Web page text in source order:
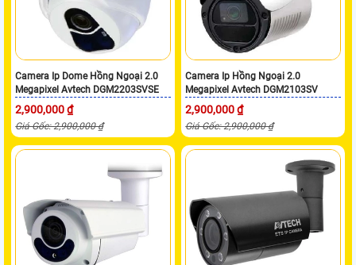
Camera Ip Dome Hồng Ngoại 2.0
Megapixel Avtech DGM2203SVSE
2,900,000 ₫
Giá Gốc: 2,900,000 ₫
Camera Ip Hồng Ngoại 2.0
Megapixel Avtech DGM2103SV
2,900,000 ₫
Giá Gốc: 2,900,000 ₫